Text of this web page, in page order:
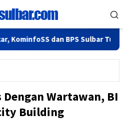
dan BPS Sulbar Turun
Wartawan, BI
Building